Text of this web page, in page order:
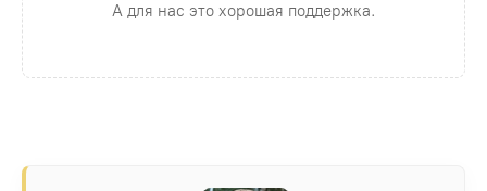
А для нас это хорошая поддержка.